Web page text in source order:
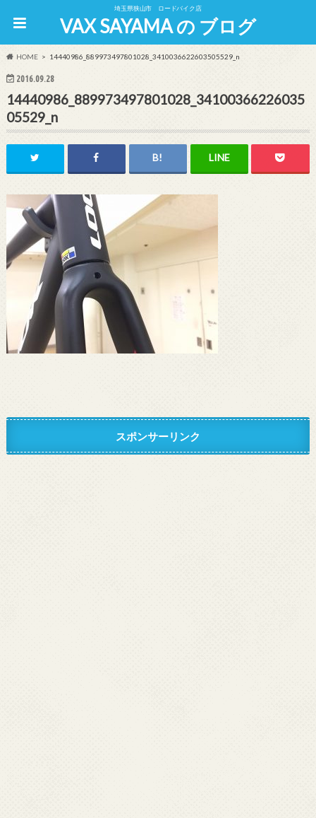
埼玉県狭山市 ロードバイク店
VAX SAYAMA の ブログ
HOME 14440986_889973497801028_3410036622603505529_n
2016.09.28
14440986_889973497801028_34100366226035
05529_n
スポンサーリンク